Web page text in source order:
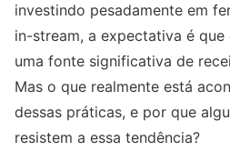
investindo pesadamente em
in-stream, a expectativa é
uma fonte significativa de
Mas o que realmente está
dessas práticas, e por que
resistem a essa tendência?